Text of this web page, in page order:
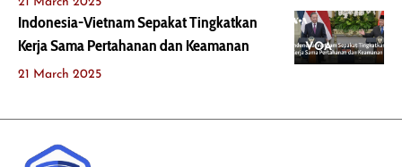
VOA
Indonesia-Vietnam Sepakat Tingkatkan
Kerja Sama Pertahanan dan Keamanan
21 March 2025